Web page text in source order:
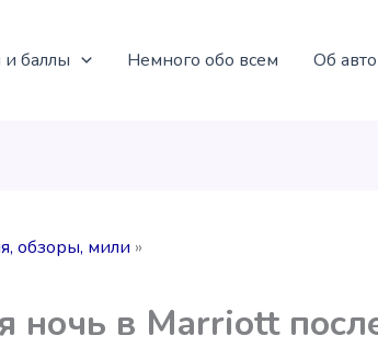
баллы Немного обо всем Об
обзоры, мили
ночь в Marriott